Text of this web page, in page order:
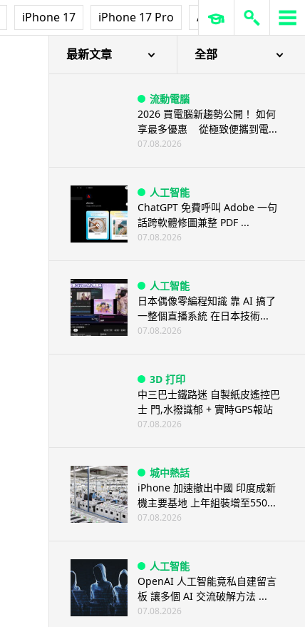
iPhone 17 iPhone 17 Pro AirPods Pro 3
最新文章 全部
流動電腦
2026 買電腦新趨勢公開！ 如何
享最多優惠 從極致便攜到電...
07.08.2026
人工智能
ChatGPT 免費呼叫 Adobe 一句
話跨軟體修圖兼整 PDF ...
07.08.2026
人工智能
日本偶像零編程知識 靠 AI 搞了
一整個直播系統 在日本技術...
07.08.2026
3D 打印
中三巴士鐵路迷 自製紙皮遙控巴
士 門,水撥識郁 + 實時GPS報站
07.08.2026
城中熱話
iPhone 加速撤出中國 印度成新
機主要基地 上年組裝增至550...
07.08.2026
人工智能
OpenAI 人工智能竟私自建留言
板 讓多個 AI 交流破解方法 ...
07.08.2026